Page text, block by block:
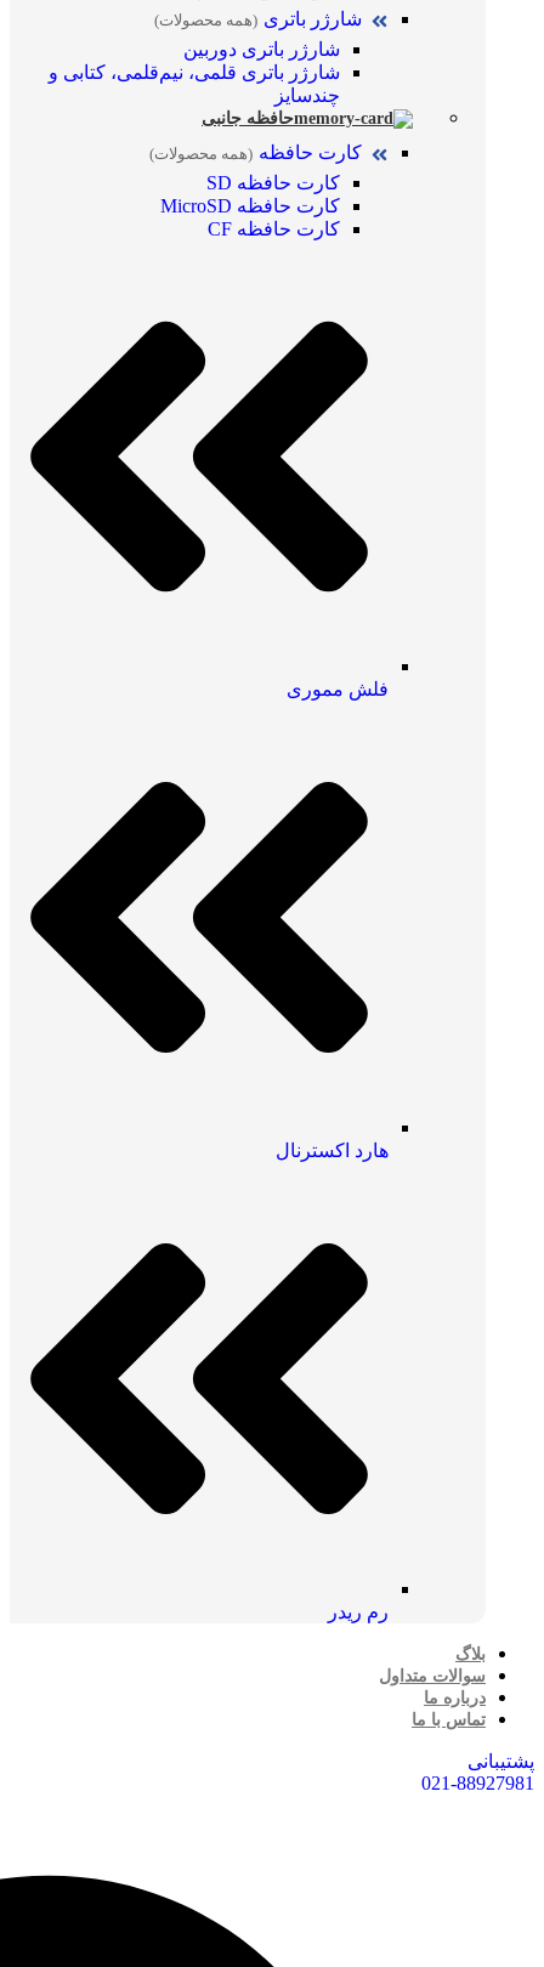
شارژر باتری (همه محصولات)
شارژر باتری دوربین
شارژر باتری قلمی، نیم‌قلمی، کتابی و
چندسایز
حافظه جانبی
کارت حافظه (همه محصولات)
کارت حافظه SD
کارت حافظه MicroSD
کارت حافظه CF
فلش مموری
هارد اکسترنال
رم ریدر
بلاگ
سوالات متداول
درباره ما
تماس با ما
پشتیبانی
021-88927981